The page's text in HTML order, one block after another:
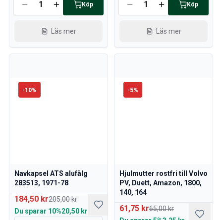
Volvo 760 Sprängskisser
Volvo 780 Sprängskisser
Volvo 940 Sprängskisser
Nyheter
Köp
Läs mer
Köp
Läs mer
-10%
Navkapsel ATS alufälg
283513, 1971-78
184,50 kr205,00 kr
Du sparar 10%20,50 kr
-5%
Hjulmutter rostfri till Volvo
PV, Duett, Amazon, 1800,
140, 164
61,75 kr65,00 kr